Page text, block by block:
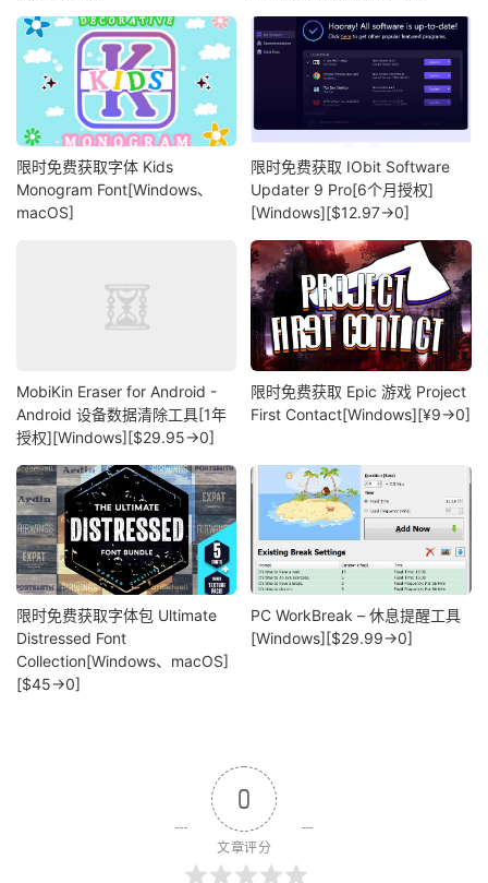
限时免费获取字体 Kids
Monogram Font[Windows、
macOS]
限时免费获取 IObit Software
Updater 9 Pro[6个月授权]
[Windows][$12.97→0]
MobiKin Eraser for Android -
Android 设备数据清除工具[1年
授权][Windows][$29.95→0]
限时免费获取 Epic 游戏 Project
First Contact[Windows][¥9→0]
限时免费获取字体包 Ultimate
Distressed Font
Collection[Windows、macOS]
[$45→0]
PC WorkBreak – 休息提醒工具
[Windows][$29.99→0]
0
文章评分